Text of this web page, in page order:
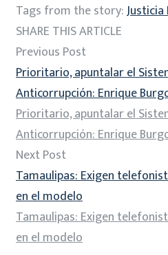
Tags from the story:
SHARE THIS ARTICLE
Previous Post
Prioritario, apuntalar el
Anticorrupción: Enrique
Prioritario, apuntalar el
Anticorrupción: Enrique
Next Post
Tamaulipas: Exigen
en el modelo
Tamaulipas: Exigen
en el modelo